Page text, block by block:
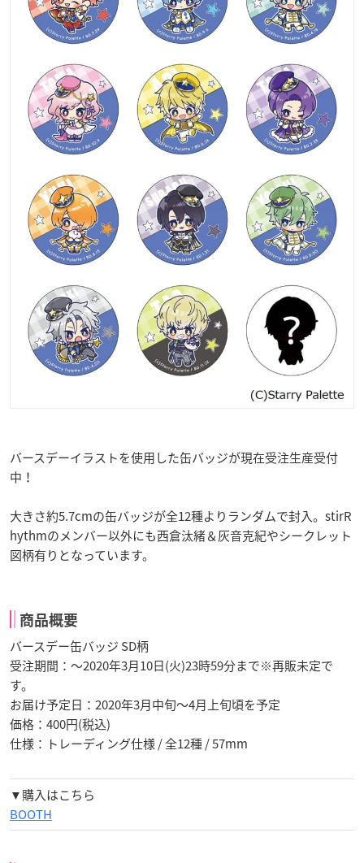
バースデーイラストを使用した缶バッジが現在受注生産受付
中！
大きさ約5.7cmの缶バッジが全12種よりランダムで封入。stirR
hythmのメンバー以外にも西倉汰緒＆灰音克紀やシークレット
図柄有りとなっています。
商品概要
バースデー缶バッジ SD柄
受注期間：～2020年3月10日(火)23時59分まで※再販未定で
す。
お届け予定日：2020年3月中旬～4月上旬頃を予定
価格：400円(税込)
仕様：トレーディング仕様 / 全12種 / 57mm
▼購入はこちら
BOOTH